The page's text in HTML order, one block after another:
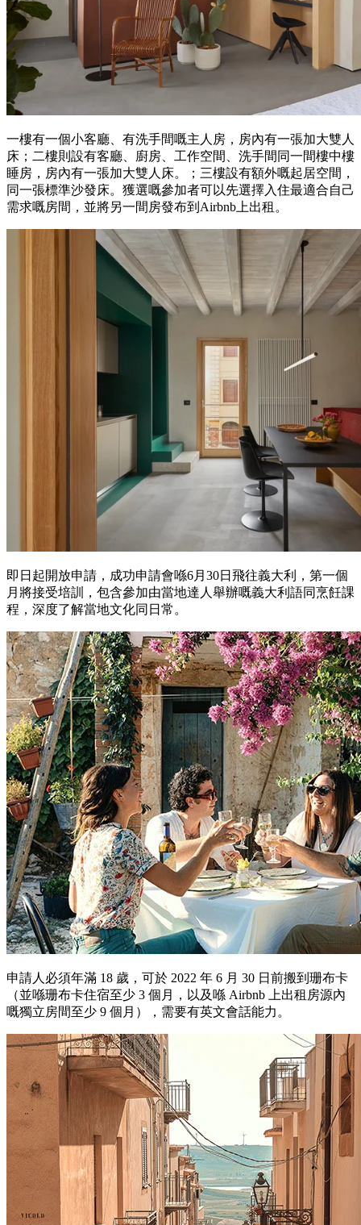
一樓有一個小客廳、有洗手間嘅主人房，房內有一張加大雙人
床；二樓則設有客廳、廚房、工作空間、洗手間同一間樓中樓
睡房，房內有一張加大雙人床。；三樓設有額外嘅起居空間，
同一張標準沙發床。獲選嘅參加者可以先選擇入住最適合自己
需求嘅房間，並將另一間房發布到Airbnb上出租。
即日起開放申請，成功申請會喺6月30日飛往義大利，第一個
月將接受培訓，包含參加由當地達人舉辦嘅義大利語同烹飪課
程，深度了解當地文化同日常。
申請人必須年滿 18 歲，可於 2022 年 6 月 30 日前搬到珊布卡
（並喺珊布卡住宿至少 3 個月，以及喺 Airbnb 上出租房源內
嘅獨立房間至少 9 個月），需要有英文會話能力。